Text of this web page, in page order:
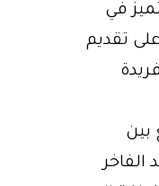
في
تقديم
يجمع بين
الفاخر